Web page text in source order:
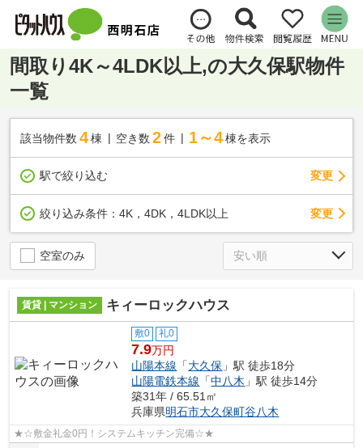
間取り4K～4LDK以上,の大久保駅物件
一覧
該当物件数 4棟 空き数 2 件 1～4 棟を表示
駅で絞り込む 変更
絞り込み条件： 4K，4DK，4LDK以上 変更
空室のみ
賃貸 | マンション キィーロックハウス
敷0 礼0
7.9万円
山陽本線 「大久保 」駅 徒歩18分
山陽電鉄本線 「中八木 」駅 徒歩14分
築31年 / 65.51㎡
兵庫県明石市大久保町谷八木
★☆敷金礼金0円！システムキッチン完備☆★